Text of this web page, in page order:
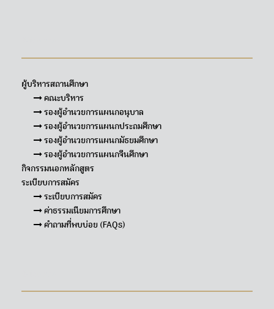
ผู้บริหารสถานศึกษา
คณะบริหาร
รองผู้อำนวยการแผนกอนุบาล
รองผู้อำนวยการแผนกประถมศึกษา
รองผู้อำนวยการแผนกมัธยมศึกษา
รองผู้อำนวยการแผนกจีนศึกษา
กิจกรรมนอกหลักสูตร
ระเบียบการสมัคร
ระเบียบการสมัคร
ค่าธรรมเนียมการศึกษา
คำถามที่พบบ่อย (FAQs)